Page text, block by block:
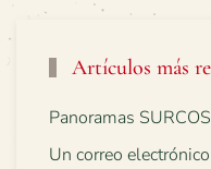
Artículos más
Panoramas
Un correo